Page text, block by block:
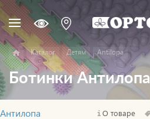
Каталог Детям Antilopa
Ботинки Антилопа
Антилопа О товаре